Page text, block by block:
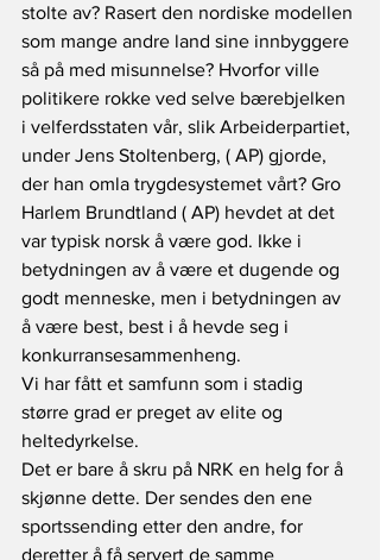
stolte av? Rasert den nordiske modellen
som mange andre land sine innbyggere
så på med misunnelse? Hvorfor ville
politikere rokke ved selve bærebjelken
i velferdsstaten vår, slik Arbeiderpartiet,
under Jens Stoltenberg, ( AP) gjorde,
der han omla trygdesystemet vårt? Gro
Harlem Brundtland ( AP) hevdet at det
var typisk norsk å være god. Ikke i
betydningen av å være et dugende og
godt menneske, men i betydningen av
å være best, best i å hevde seg i
konkurransesammenheng.
Vi har fått et samfunn som i stadig
større grad er preget av elite og
heltedyrkelse.
Det er bare å skru på NRK en helg for å
skjønne dette. Der sendes den ene
sportssending etter den andre, for
deretter å få servert de samme